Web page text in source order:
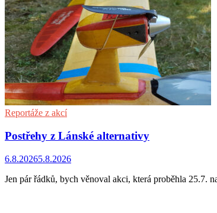
Reportáže z akcí
Postřehy z Lánské alternativy
6.8.20265.8.2026
Jen pár řádků, bych věnoval akci, která proběhla 25.7.